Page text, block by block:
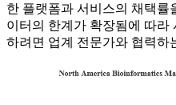
한 플랫폼과 서비스의 채택률
이터의 한계가 확장됨에 따라
하려면 업계 전문가와 협력하